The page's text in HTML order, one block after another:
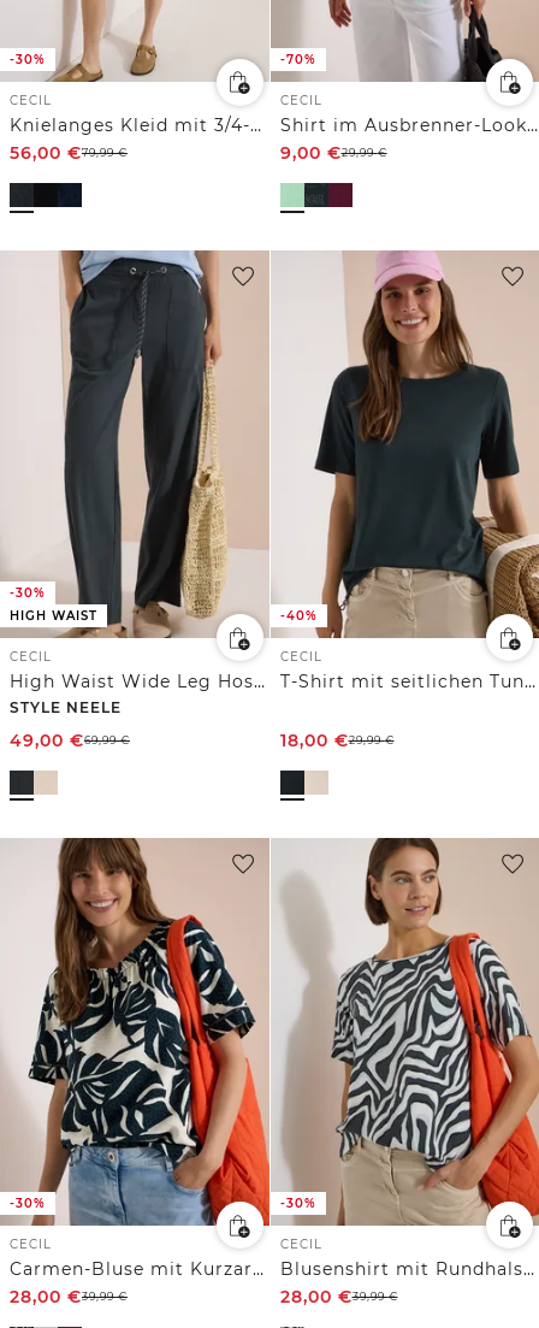
-30%
CECIL
Knielanges Kleid mit 3/4-Arm und Stickerei
56,00 €79,99€
-70%
CECIL
Shirt im Ausbrenner-Look mit Wording
9,00 €29,99€
-30%
HIGH WAIST
CECIL
High Waist Wide Leg Hose im Loose Fit
STYLE NEELE
49,00 €69,99€
-40%
CECIL
T-Shirt mit seitlichen Tunnelzügen
18,00 €29,99€
-30%
CECIL
Carmen-Bluse mit Kurzarm und Blätterprint
28,00 €39,99€
-30%
CECIL
Blusenshirt mit Rundhals und Print
28,00 €39,99€